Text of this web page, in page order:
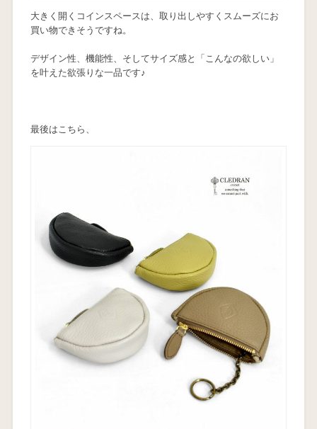
大きく開くコインスペースは、取り出しやすくスムーズにお
買い物できそうですね。
デザイン性、機能性、そしてサイズ感と「こんなの欲しい」
を叶えた欲張りな一品です♪
最後はこちら、